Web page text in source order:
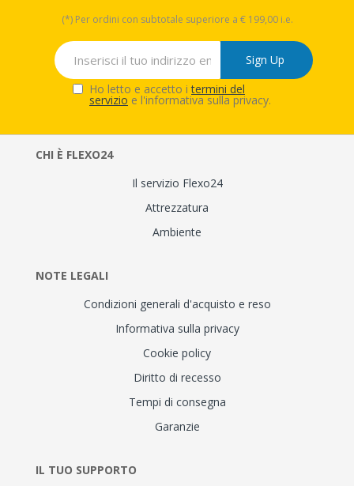
(*) Per ordini con subtotale superiore a € 199,00 i.e.
Sign Up
Ho letto e accetto itermini del
servizio e l'informativa sulla privacy.
CHI È FLEXO24
Il servizio Flexo24
Attrezzatura
Ambiente
NOTE LEGALI
Condizioni generali d'acquisto e reso
Informativa sulla privacy
Cookie policy
Diritto di recesso
Tempi di consegna
Garanzie
IL TUO SUPPORTO